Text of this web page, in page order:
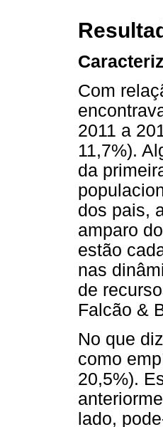
Com
2011 a
11,7%).
da
dos pais,
amparo
estão
nas
de
Falcão &
No que
como
20,5%).
lado,